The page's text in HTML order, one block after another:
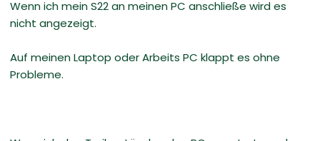
Wenn ich mein S22 an meinen PC anschließe wird es
nicht angezeigt.
Auf meinen Laptop oder Arbeits PC klappt es ohne
Probleme.